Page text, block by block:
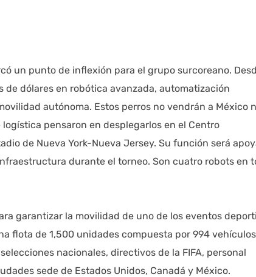
un punto de inflexión para el grupo surcoreano.
dólares en robótica avanzada, automatización
autónoma. Estos perros no vendrán a México
pensaron en desplegarlos en el Centro
de Nueva York-Nueva Jersey. Su función será
durante el torneo. Son cuatro robots en
garantizar la movilidad de uno de los eventos
flota de 1,500 unidades compuesta por 994
nacionales, directivos de la FIFA, personal
sede de Estados Unidos, Canadá y México.